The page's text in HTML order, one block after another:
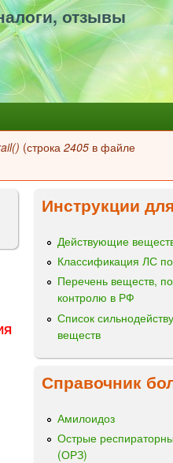
отзывы
(строка 2405 в файле
Инструкции
Действующие
Классификация ЛС
Перечень веществ,
контролю в РФ
Список
веществ
Справочник
Амилоидоз
Острые
(ОРЗ)